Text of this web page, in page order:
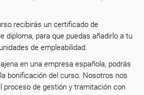
recibirás un certificado de
diploma, para que puedas añadirlo a tu
de empleabilidad.
en una empresa española, podrás
bonificación del curso. Nosotros nos
proceso de gestión y tramitación con